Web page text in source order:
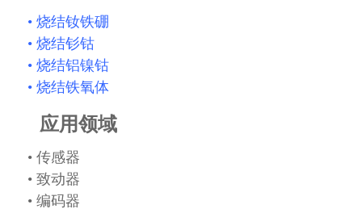
• 烧结钕铁硼
• 烧结钐钴
• 烧结铝镍钴
• 烧结铁氧体
应用领域
• 传感器
• 致动器
• 编码器